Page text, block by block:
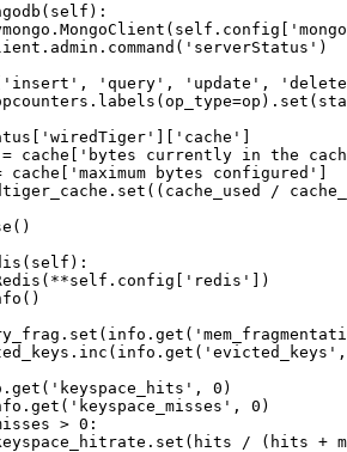
'query', 'update',
cache['bytes currently in the
cache['maximum bytes configured']
/
0)
0)
> 0:
/ (hits +